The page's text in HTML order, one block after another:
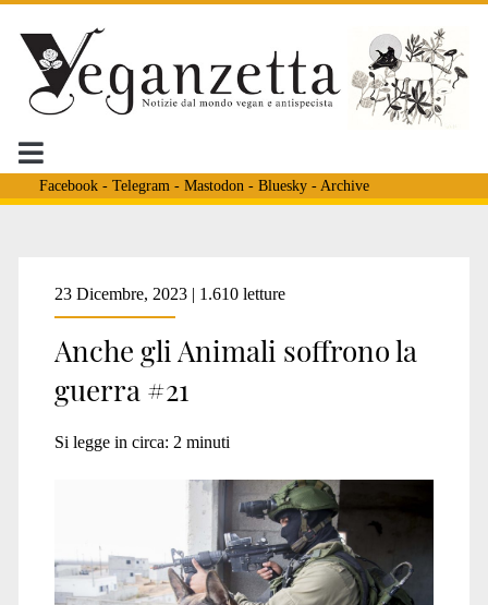
Facebook- Telegram - Mastodon - Bluesky- Archive
Tag:
<span>esercito
israeliano</span>
23 Dicembre, 2023 | 1.610 letture
Anche gli Animali soffrono la
guerra #21
Si legge in circa: 2 minuti